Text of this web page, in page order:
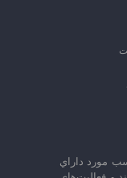
مورد داراي